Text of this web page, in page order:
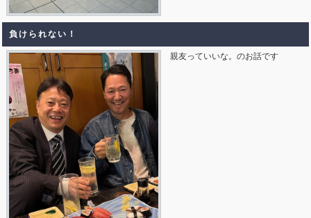
負けられない！
親友っていいな。のお話です